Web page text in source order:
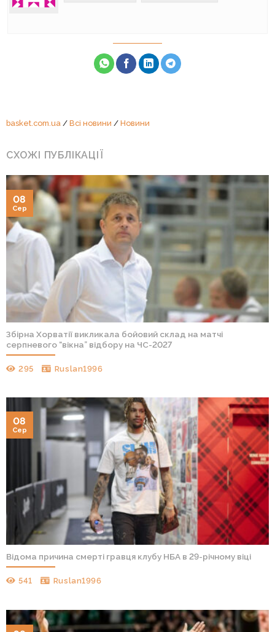
basket.com.ua/ Всі новини / Новини
СХОЖІ ПУБЛІКАЦІЇ
Збірна Хорватії викликала бойовий склад на матчі
серпневого “вікна” відбору на ЧС-2027
295 Ruslan1996
08
Сер
Відома причина смерті гравця клубу НБА в 29-річному віці
541 Ruslan1996
08
Сер